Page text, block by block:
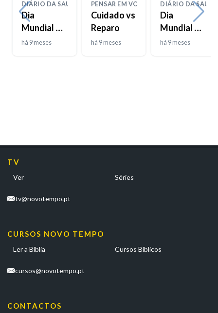
DIÁRIO DA SAÚDE
Dia
Mundial da
Bondade
há 9 meses
PENSAR EM VOZ ALTA
Cuidado vs
Reparo
há 9 meses
DIÁRIO DA SAÚDE
Dia
Mundial da
Pneumonia
há 9 meses
TV
Ver Séries
tv@novotempo.pt
CURSOS NOVO TEMPO
Ler a Bíblia Cursos Bíblicos
cursos@novotempo.pt
CONTACTOS